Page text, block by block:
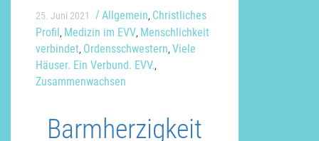
25. Juni 2021 Allgemein, Christliches
Profil, Medizin im EVV, Menschlichkeit
verbindet, Ordensschwestern, Viele
Häuser. Ein Verbund. EVV.,
Zusammenwachsen
Barmherzigkeit